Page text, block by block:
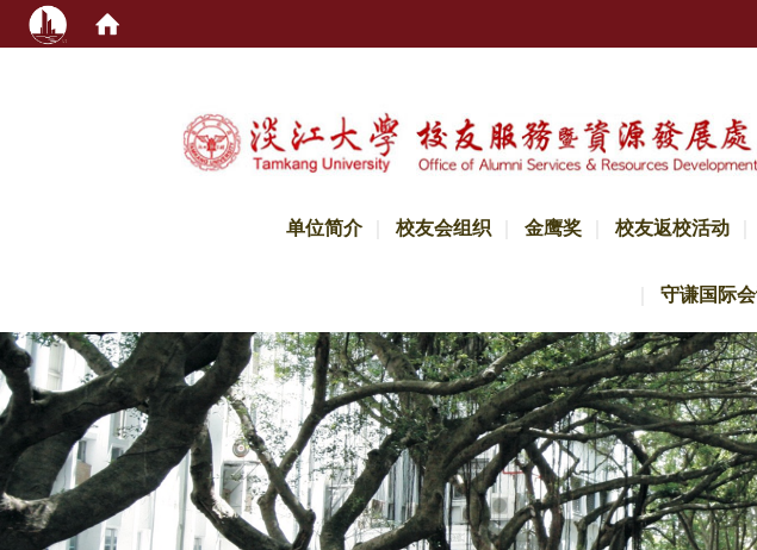
单位简介 校友会组织 金鹰奖 校友返校活动
守谦国际